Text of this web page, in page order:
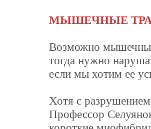
МЫШЕЧНЫЕ
Возможно
тогда нужно
если мы хотим ее
Хотя с
Профессор